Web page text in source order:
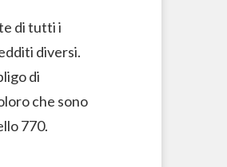
di tutti i
diversi.
di
che sono
770.